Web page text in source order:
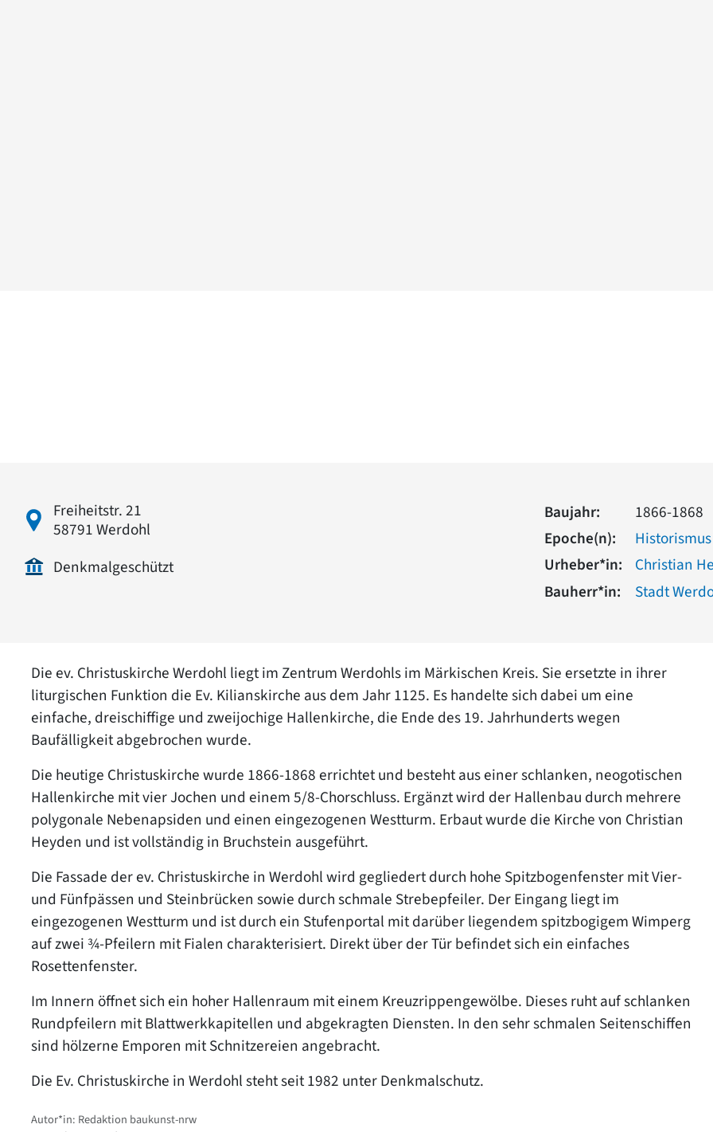
Freiheitstr. 21
58791 Werdohl
Denkmalgeschützt
Baujahr:
1866-1868
Epoche(n):
Historismus
Urheber*in:
Christian
Bauherr*in:
Stadt
Die ev. Christuskirche Werdohl liegt im Zentrum Werdohls im Märkischen Kreis. Sie ersetzte in ihrer
liturgischen Funktion die Ev. Kilianskirche aus dem Jahr 1125. Es handelte sich dabei um eine
einfache, dreischiffige und zweijochige Hallenkirche, die Ende des 19. Jahrhunderts wegen
Baufälligkeit abgebrochen wurde.
Die heutige Christuskirche wurde 1866-1868 errichtet und besteht aus einer schlanken, neogotischen
Hallenkirche mit vier Jochen und einem 5/8-Chorschluss. Ergänzt wird der Hallenbau durch mehrere
polygonale Nebenapsiden und einen eingezogenen Westturm. Erbaut wurde die Kirche von Christian
Heyden und ist vollständig in Bruchstein ausgeführt.
Die Fassade der ev. Christuskirche in Werdohl wird gegliedert durch hohe Spitzbogenfenster mit Vier-
und Fünfpässen und Steinbrücken sowie durch schmale Strebepfeiler. Der Eingang liegt im
eingezogenen Westturm und ist durch ein Stufenportal mit darüber liegendem spitzbogigem Wimperg
auf zwei ¾-Pfeilern mit Fialen charakterisiert. Direkt über der Tür befindet sich ein einfaches
Rosettenfenster.
Im Innern öffnet sich ein hoher Hallenraum mit einem Kreuzrippengewölbe. Dieses ruht auf schlanken
Rundpfeilern mit Blattwerkkapitellen und abgekragten Diensten. In den sehr schmalen Seitenschiffen
sind hölzerne Emporen mit Schnitzereien angebracht.
Die Ev. Christuskirche in Werdohl steht seit 1982 unter Denkmalschutz.
Autor*in: Redaktion baukunst-nrw